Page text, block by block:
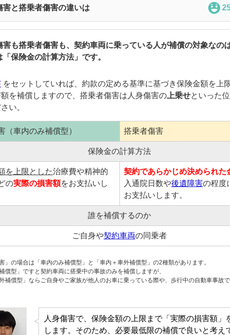
害と搭乗者傷害の違いは
害も搭乗者傷害も、契約車両に乗っている人が補償の対象なの
「保険金の計算方法」です。
をセットしていれば、約款の定める基準に基づき保険金額を上
を補償しますので、搭乗者傷害は 人身傷害の 上乗せといった
い。
（車内のみ補償型） 搭乗者傷害
保険金の計算方法
を上限とした治療費や精神的
の実際の損害額をお支払いし
契約であらかじめ決められた
入通院日数や後遺障害の程度
お支払いします。
誰を補償するのか
ご自身や契約車両の同乗者
」の場合は「車内のみ補償型」と「車内＋車外補償型」の2種類があります。
償型」ですと 契約車両に搭乗中の事故のみを補償しますが、
補償型」ならご自身やご家族が他人のお車に乗っている際や、歩行中の自動車事故
人身傷害で、保険金額の上限まで「実際の損害額」
します。そのため、必要最低限の補償で良いと考え